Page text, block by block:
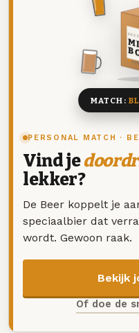
PERSONAL MATCH ·
Vind je
lekker?
De Beer koppelt je
speciaalbier dat
wordt. Gewoon raak.
Bekijk
Of doe de
8
MATCH: